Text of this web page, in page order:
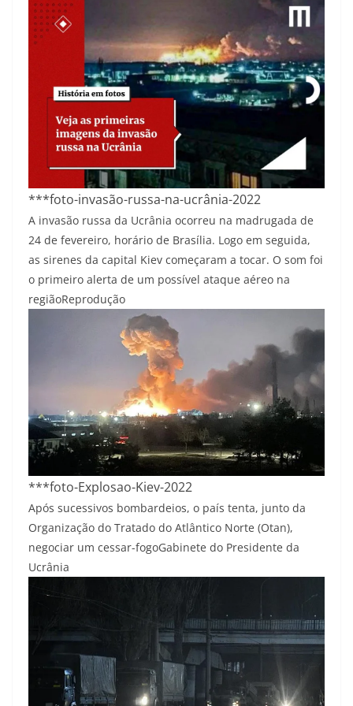
***foto-invasão-russa-na-ucrânia-2022
A invasão russa da Ucrânia ocorreu na madrugada de
24 de fevereiro, horário de Brasília. Logo em seguida,
as sirenes da capital Kiev começaram a tocar. O som foi
o primeiro alerta de um possível ataque aéreo na
regiãoReprodução
***foto-Explosao-Kiev-2022
Após sucessivos bombardeios, o país tenta, junto da
Organização do Tratado do Atlântico Norte (Otan),
negociar um cessar-fogoGabinete do Presidente da
Ucrânia